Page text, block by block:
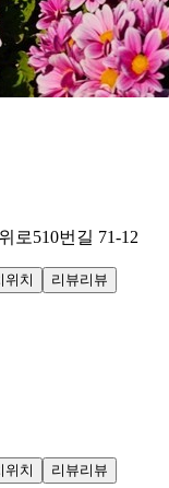
로510번길 71-12
위치 리뷰리뷰
위치 리뷰리뷰